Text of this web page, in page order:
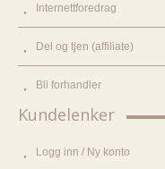
Internettforedrag
Del og tjen (affiliate)
Bli forhandler
Kundelenker
Logg inn / Ny konto